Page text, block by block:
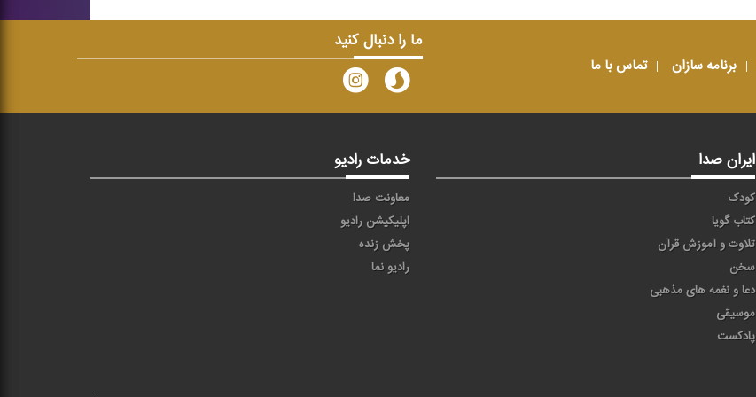
برنامه سازان تماس با ما
ما را دنبال کنید
ایران صدا
کودک
کتاب گویا
تلاوت و آموزش قرآن
سخن
دعا و نغمه های مذهبی
موسیقی
پادکست
خدمات رادیو
معاونت صدا
اپلیکیشن رادیو
پخش زنده
رادیو نما